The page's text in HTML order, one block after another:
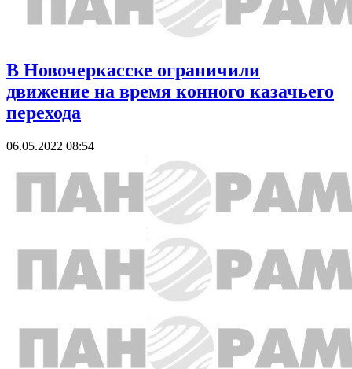
В Новочеркасске ограничили
движение на время конного казачьего
перехода
06.05.2022 08:54